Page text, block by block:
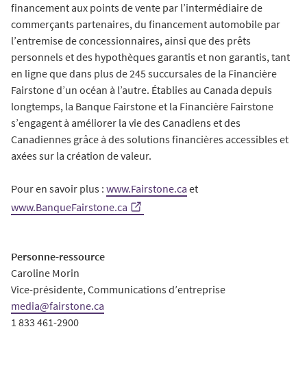
financement aux points de vente par l’intermédiaire de
commerçants partenaires, du financement automobile par
l’entremise de concessionnaires, ainsi que des prêts
personnels et des hypothèques garantis et non garantis, tant
en ligne que dans plus de 245 succursales de la Financière
Fairstone d’un océan à l’autre. Établies au Canada depuis
longtemps, la Banque Fairstone et la Financière Fairstone
s’engagent à améliorer la vie des Canadiens et des
Canadiennes grâce à des solutions financières accessibles et
axées sur la création de valeur.
Pour en savoir plus : www.Fairstone.ca et
www.BanqueFairstone.ca
Personne-ressource
Caroline Morin
Vice-présidente, Communications d’entreprise
media@fairstone.ca
1 833 461-2900